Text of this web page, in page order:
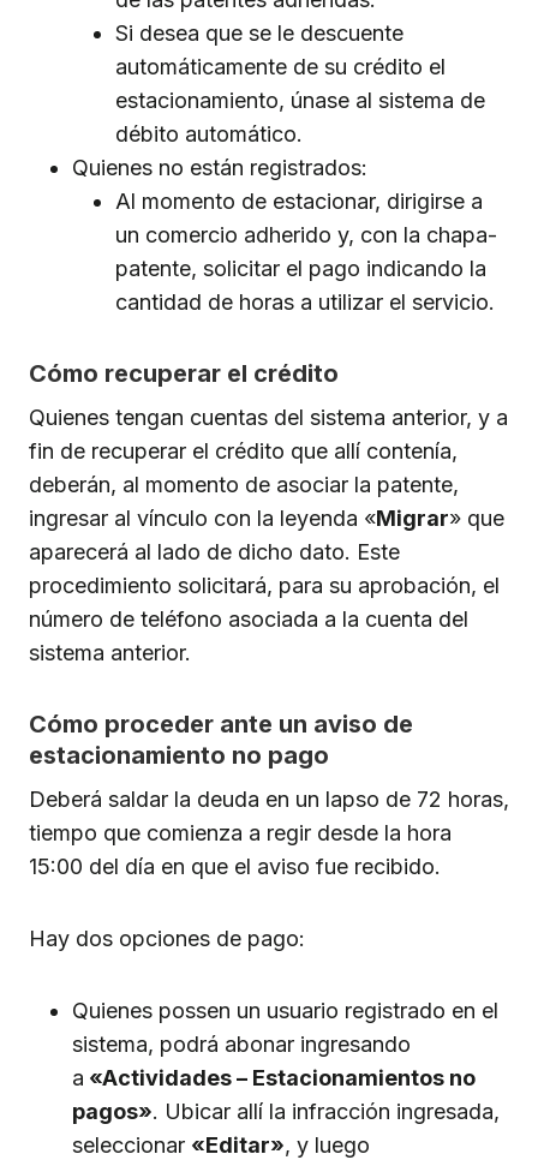
Si desea que se le descuente
automáticamente de su crédito el
estacionamiento, únase al sistema de
débito automático.
Quienes no están registrados:
Al momento de estacionar, dirigirse a
un comercio adherido y, con la chapa-
patente, solicitar el pago indicando la
cantidad de horas a utilizar el servicio.
Cómo recuperar el crédito
Quienes tengan cuentas del sistema anterior, y a
fin de recuperar el crédito que allí contenía,
deberán, al momento de asociar la patente,
ingresar al vínculo con la leyenda «Migrar» que
aparecerá al lado de dicho dato. Este
procedimiento solicitará, para su aprobación, el
número de teléfono asociada a la cuenta del
sistema anterior.
Cómo proceder ante un aviso de
estacionamiento no pago
Deberá saldar la deuda en un lapso de 72 horas,
tiempo que comienza a regir desde la hora
15:00 del día en que el aviso fue recibido.
Hay dos opciones de pago:
Quienes possen un usuario registrado en el
sistema, podrá abonar ingresando
a «Actividades – Estacionamientos no
pagos». Ubicar allí la infracción ingresada,
seleccionar «Editar», y luego